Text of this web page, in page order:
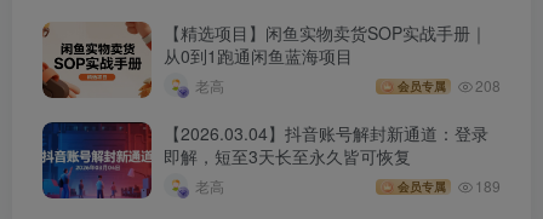
【精选项目】闲鱼实物卖货SOP实战手册｜
从0到1跑通闲鱼蓝海项目
老高 会员专属 208
【2026.03.04】抖音账号解封新通道：登录
即解，短至3天长至永久皆可恢复
老高 会员专属 189